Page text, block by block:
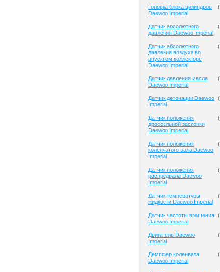
Головка блока цилиндров
Daewoo Imperial
(
Датчик абсолютного
давления Daewoo Imperial
(
Датчик абсолютного
давления воздуха во
впускном коллекторе
Daewoo Imperial
(
Датчик давления масла
Daewoo Imperial
(
Датчик детонации Daewoo
Imperial
(
Датчик положения
дроссельной заслонки
Daewoo Imperial
(
Датчик положения
коленчатого вала Daewoo
Imperial
(
Датчик положения
распредвала Daewoo
Imperial
(
Датчик температуры
жидкости Daewoo Imperial
(
Датчик частоты вращения
Daewoo Imperial
(
Двигатель Daewoo
Imperial
(
Демпфер коленвала
Daewoo Imperial
(